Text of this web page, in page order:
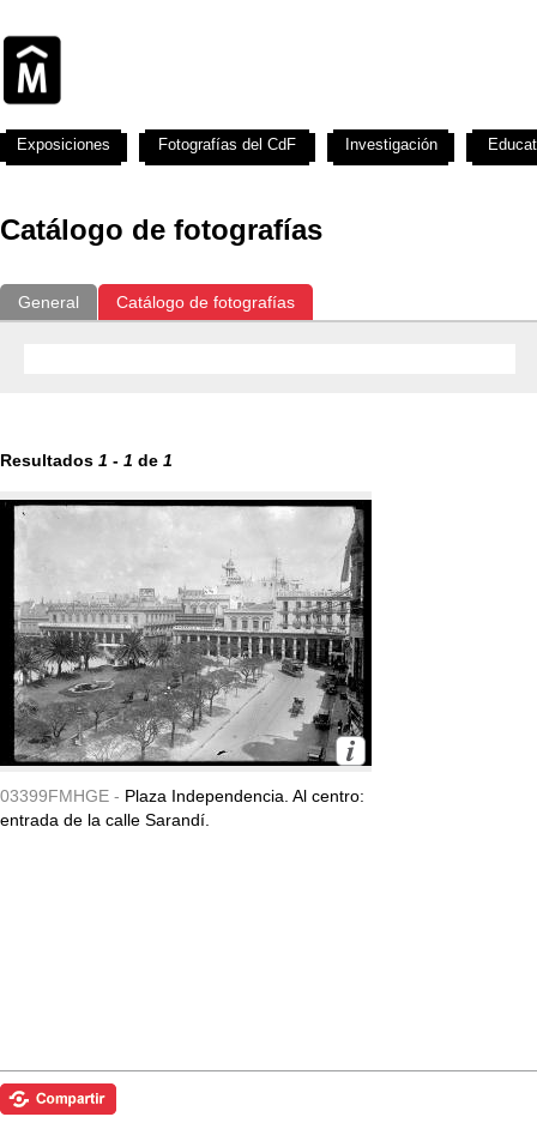
Catálogo de fotografías
General Catálogo de fotografías
Resultados 1 - 1 de 1
03399FMHGE - Plaza Independencia. Al centro:
entrada de la calle Sarandí.
Exposiciones Fotografías del CdF Investigación